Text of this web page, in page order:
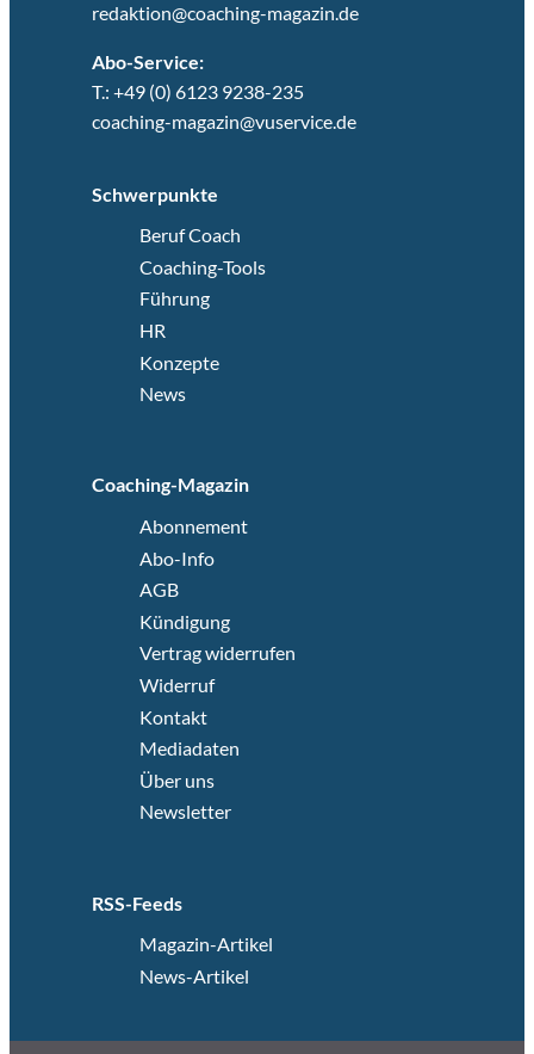
redaktion@coaching-magazin.de
Abo-Service:
T.: +49 (0) 6123 9238-235
coaching-magazin@vuservice.de
Schwerpunkte
Beruf Coach
Coaching-Tools
Führung
HR
Konzepte
News
Coaching-Magazin
Abonnement
Abo-Info
AGB
Kündigung
Vertrag widerrufen
Widerruf
Kontakt
Mediadaten
Über uns
Newsletter
RSS-Feeds
Magazin-Artikel
News-Artikel